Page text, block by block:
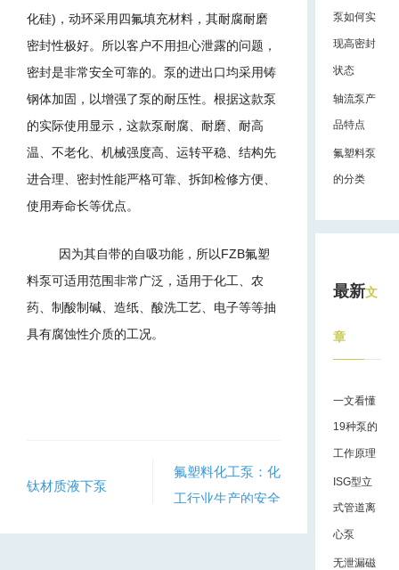
化硅) ，动环采用四氟填充材料，其耐腐耐磨
密封性极好。 所以客户不用担心泄露的问题，
密封是非常安全可靠的。 泵的进出口均采用铸
钢体加固，以增强了泵的耐压性。 根据这款泵
的实际使用显示，这款泵耐腐、耐磨、耐高
温、不老化、机械强度高、运转平稳、结构先
进合理、密封性能严格可靠、拆卸检修方便、
使用寿命长等优点。
因为其自带的自吸功能，所以FZB氟塑
料泵可适用范围非常广泛，适用于化工、农
药、制酸制碱、造纸、酸洗工艺、电子等等抽
具有腐蚀性介质的工况。
钛材质液下泵
氟塑料化工泵：化
工行业生产的安全
泵如何实
现高密封
状态
轴流泵产
品特点
氟塑料泵
的分类
最新文
章
一文看懂
19种泵的
工作原理
ISG型立
式管道离
心泵
无泄漏磁